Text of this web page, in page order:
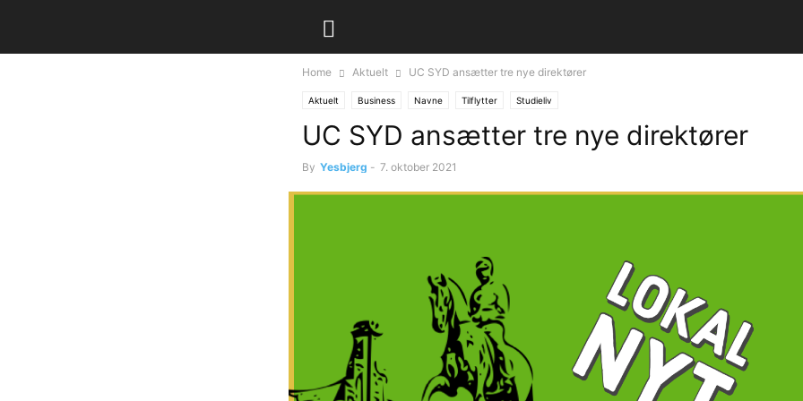
Home Aktuelt UC SYD ansætter tre nye direktører
Aktuelt Business Navne Tilflytter Studieliv
UC SYD ansætter tre nye direktører
By Yesbjerg - 7. oktober 2021